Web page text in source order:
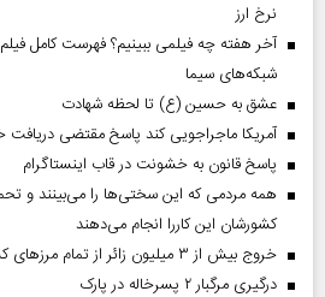
نرخ ارز
آخر هفته چه فیلمی ببینیم؟ فهرست کامل
شبکه‌های سیما
عشق به حسین (ع) تا لحظه شهادت
آمریکا ماجراجویی کند پاسخ مقتضی دریافت
پاسخ قانون به خشونت در قاب اینستاگرام
همه مردمی که این سختی‌ها را می‌بینند و
کشورشان این کاررا انجام می‌دهند
خروج بیش از ۳ میلیون زائر از تمام مرز‌های کشور
درگیری مرگبار ۲ پسرخاله در پارک